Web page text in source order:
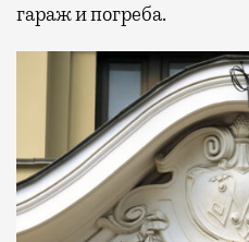
гараж и погреба.